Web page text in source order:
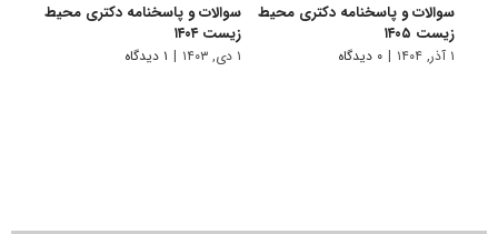
سوالات و پاسخنامه دکتری محیط‌
زیست ۱۴۰۵
۱ آذر, ۱۴۰۴ | ۰ دیدگاه
سوالات و پاسخنامه دکتری محیط
زیست ۱۴۰۴
۱ دی, ۱۴۰۳ | ۱ دیدگاه